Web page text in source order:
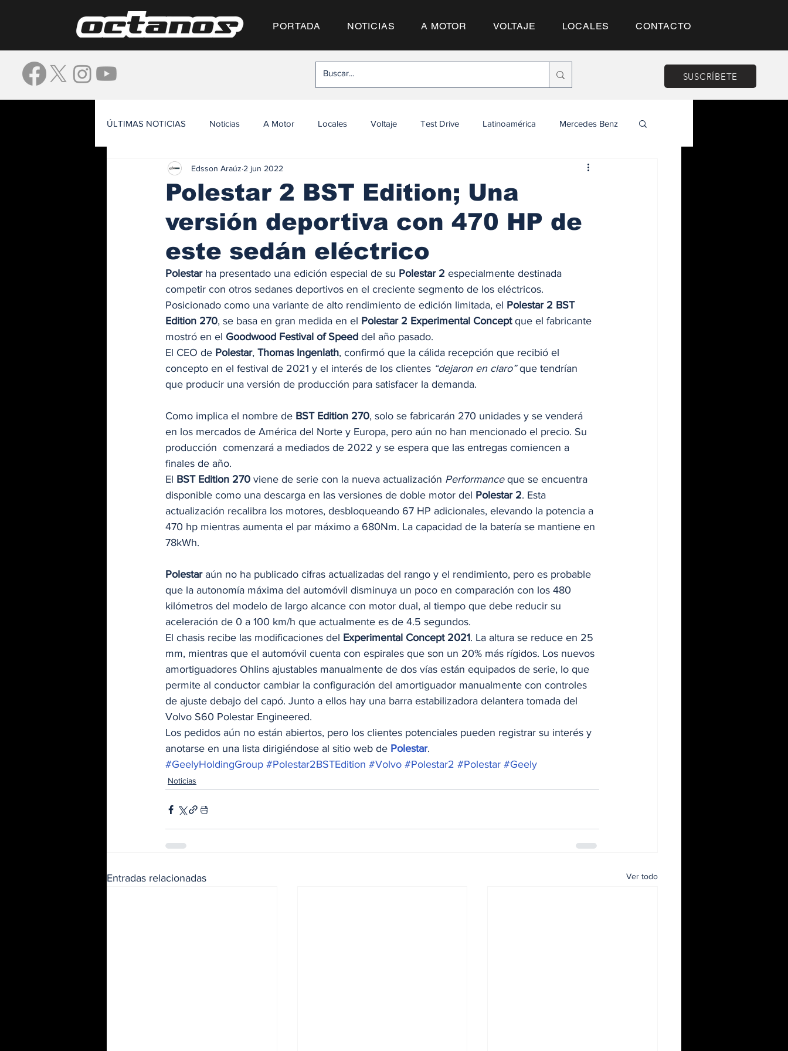
PORTADA NOTICIAS A MOTOR VOLTAJE LOCALES CONTACTO
SUSCRÍBETE
ÚLTIMAS NOTICIAS Noticias A Motor Locales Voltaje Test Drive Latinoamérica Mercedes Benz
Polestar 2 BST Edition; Una
versión deportiva con 470 HP de
este sedán eléctrico
Edsson Araúz 2 jun 2022
Polestar ha presentado una edición especial de su Polestar 2 especialmente destinada
competir con otros sedanes deportivos en el creciente segmento de los eléctricos.
Posicionado como una variante de alto rendimiento de edición limitada, el Polestar 2 BST
Edition 270, se basa en gran medida en el Polestar 2 Experimental Concept que el fabricante
mostró en el Goodwood Festival of Speed ​​​​del año pasado.
El CEO de Polestar, Thomas Ingenlath, confirmó que la cálida recepción que recibió el
concepto en el festival de 2021 y el interés de los clientes “dejaron en claro” que tendrían
que producir una versión de producción para satisfacer la demanda.
Como implica el nombre de BST Edition 270, solo se fabricarán 270 unidades y se venderá
en los mercados de América del Norte y Europa, pero aún no han mencionado el precio. Su
producción  comenzará a mediados de 2022 y se espera que las entregas comiencen a
finales de año.
El BST Edition 270 viene de serie con la nueva actualización Performance que se encuentra
disponible como una descarga en las versiones de doble motor del Polestar 2. Esta
actualización recalibra los motores, desbloqueando 67 HP adicionales, elevando la potencia a
470 hp mientras aumenta el par máximo a 680Nm. La capacidad de la batería se mantiene en
78kWh.
Polestar aún no ha publicado cifras actualizadas del rango y el rendimiento, pero es probable
que la autonomía máxima del automóvil disminuya un poco en comparación con los 480
kilómetros del modelo de largo alcance con motor dual, al tiempo que debe reducir su
aceleración de 0 a 100 km/h que actualmente es de 4.5 segundos.
El chasis recibe las modificaciones del Experimental Concept 2021. La altura se reduce en 25
mm, mientras que el automóvil cuenta con espirales que son un 20% más rígidos. Los nuevos
amortiguadores Ohlins ajustables manualmente de dos vías están equipados de serie, lo que
permite al conductor cambiar la configuración del amortiguador manualmente con controles
de ajuste debajo del capó. Junto a ellos hay una barra estabilizadora delantera tomada del
Volvo S60 Polestar Engineered.
Los pedidos aún no están abiertos, pero los clientes potenciales pueden registrar su interés y
anotarse en una lista dirigiéndose al sitio web de Polestar.
#GeelyHoldingGroup #Polestar2BSTEdition #Volvo #Polestar2 #Polestar #Geely
Noticias
Entradas relacionadas Ver todo